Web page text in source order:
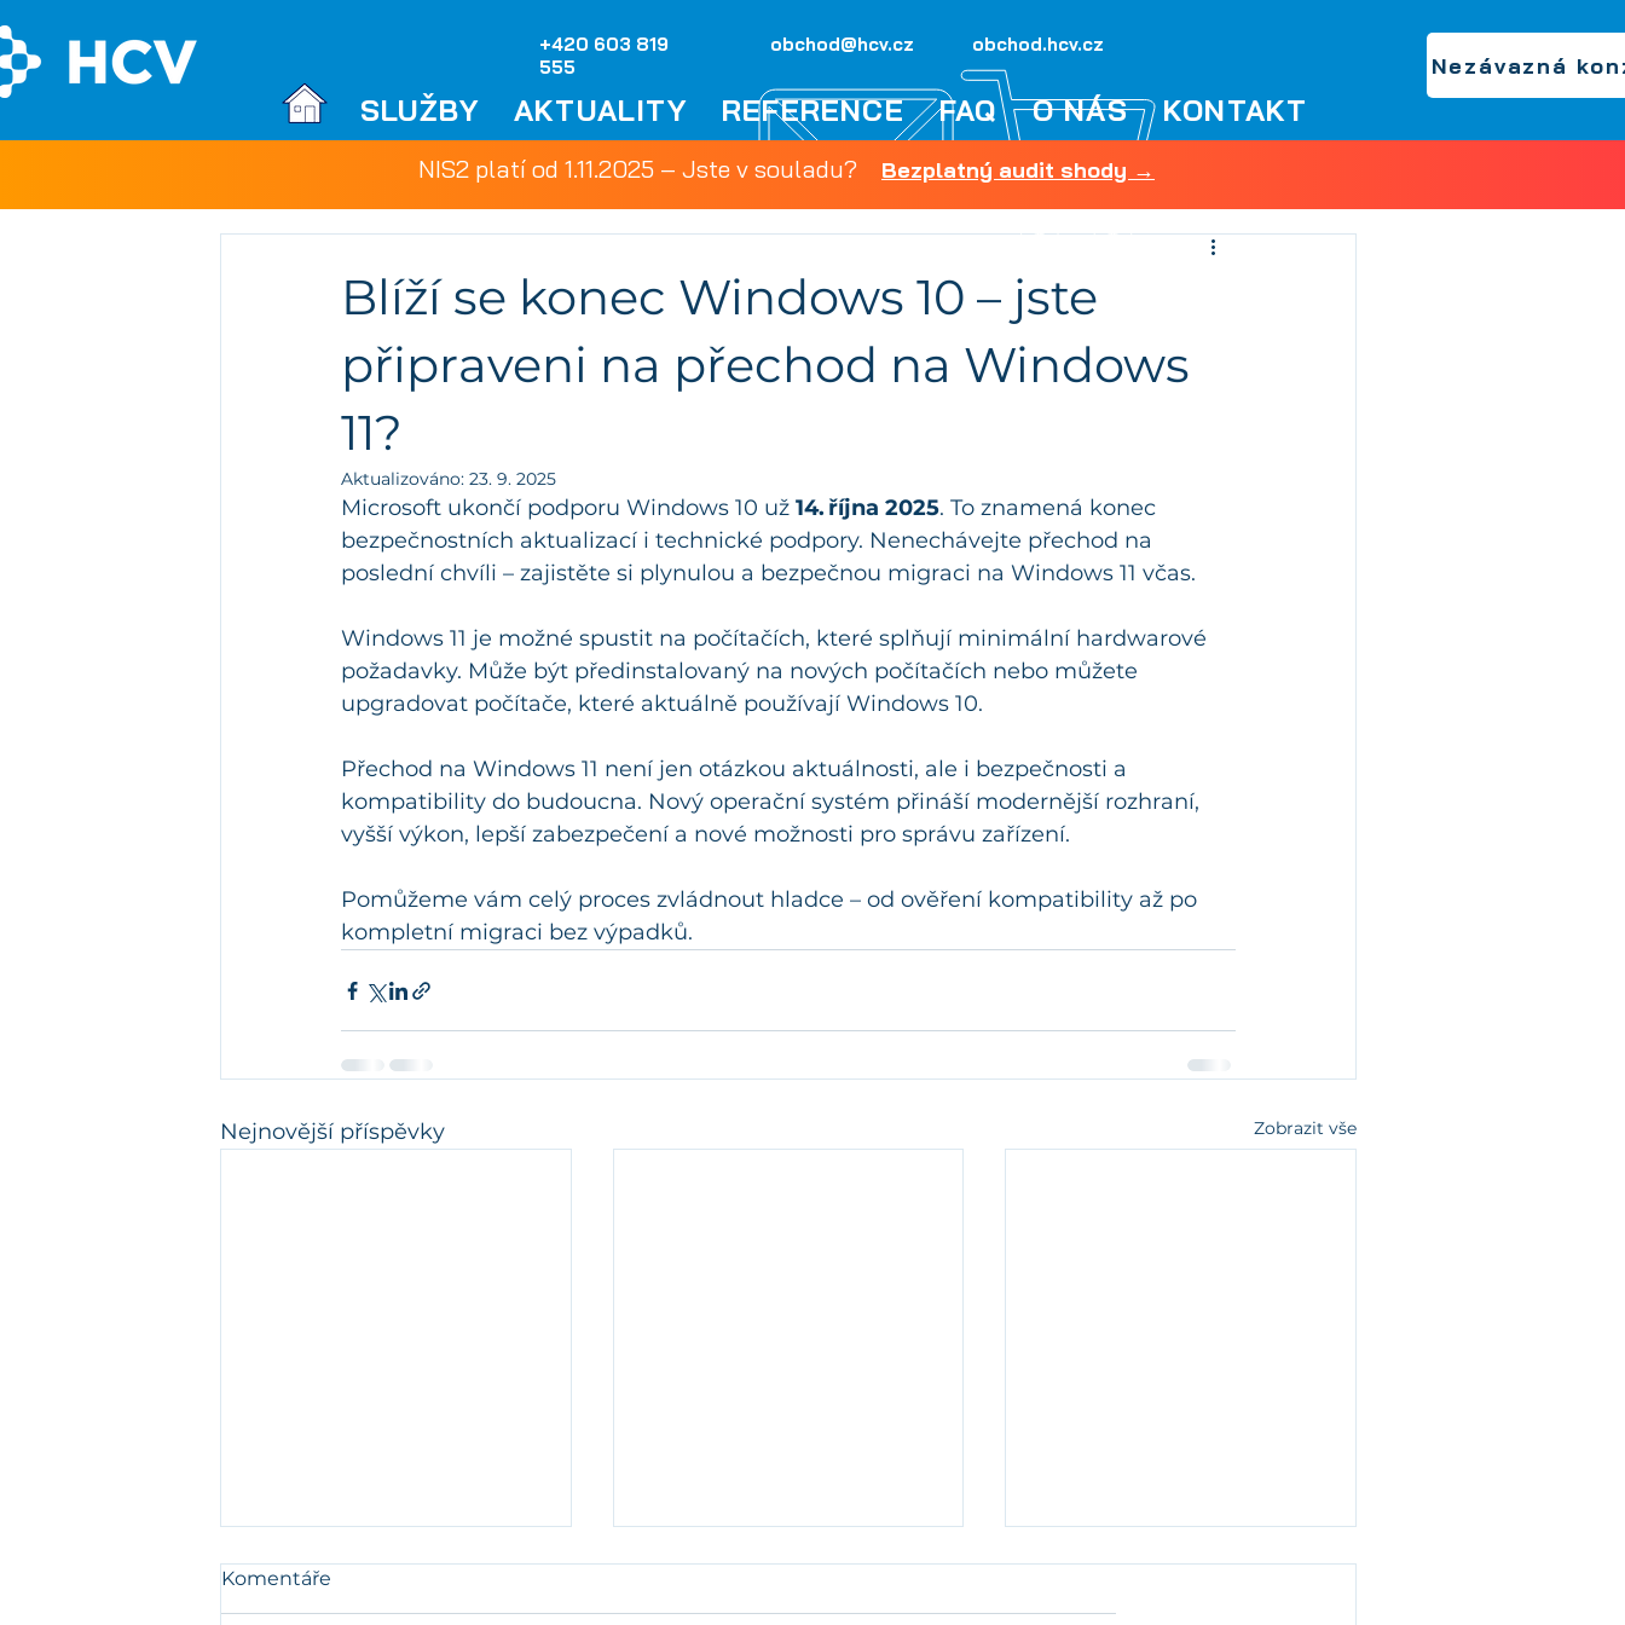
+420 603 819
555
obchod@hcv.cz obchod.hcv.cz
SLUŽBY AKTUALITY REFERENCE FAQ O NÁS KONTAKT
Nezávazná
NIS2 platí od 1.11.2025 – Jste v souladu? Bezplatný audit shody →
Blíží se konec Windows 10 – jste
připraveni na přechod na Windows
11?
Aktualizováno: 23. 9. 2025
Microsoft ukončí podporu Windows 10 už 14. října 2025. To znamená konec
bezpečnostních aktualizací i technické podpory. Nenechávejte přechod na
poslední chvíli – zajistěte si plynulou a bezpečnou migraci na Windows 11 včas.
Windows 11 je možné spustit na počítačích, které splňují minimální hardwarové
požadavky. Může být předinstalovaný na nových počítačích nebo můžete
upgradovat počítače, které aktuálně používají Windows 10.
Přechod na Windows 11 není jen otázkou aktuálnosti, ale i bezpečnosti a
kompatibility do budoucna. Nový operační systém přináší modernější rozhraní,
vyšší výkon, lepší zabezpečení a nové možnosti pro správu zařízení.
Pomůžeme vám celý proces zvládnout hladce – od ověření kompatibility až po
kompletní migraci bez výpadků.
Nejnovější příspěvky Zobrazit vše
Komentáře